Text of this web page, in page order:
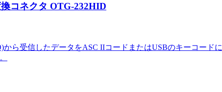
コネクタ OTG-232HID
から受信したデータをASC IIコードまたはUSBのキーコード